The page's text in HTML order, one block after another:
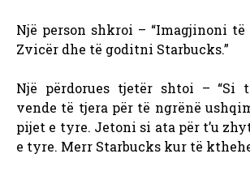
Një person shkroi – “Imagjinoni
Zvicër dhe të goditni Starbucks.”
Një përdorues tjetër shtoi – “Si
vende të tjera për të ngrënë
pijet e tyre. Jetoni si ata për t’u
e tyre. Merr Starbucks kur të